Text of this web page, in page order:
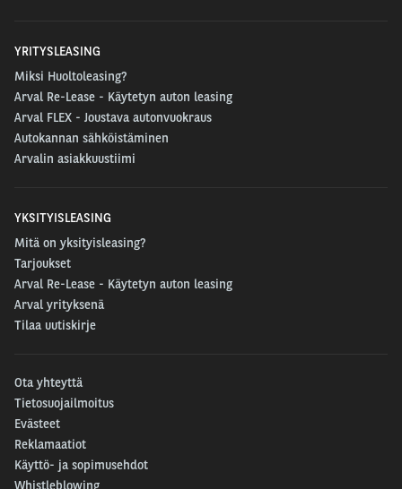
YRITYSLEASING
Miksi Huoltoleasing?
Arval Re-Lease - Käytetyn auton leasing
Arval FLEX - Joustava autonvuokraus
Autokannan sähköistäminen
Arvalin asiakkuustiimi
YKSITYISLEASING
Mitä on yksityisleasing?
Tarjoukset
Arval Re-Lease - Käytetyn auton leasing
Arval yrityksenä
Tilaa uutiskirje
Ota yhteyttä
Tietosuojailmoitus
Evästeet
Reklamaatiot
Käyttö- ja sopimusehdot
Whistleblowing